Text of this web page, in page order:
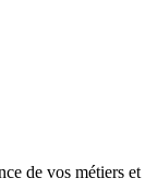
de vos métiers et